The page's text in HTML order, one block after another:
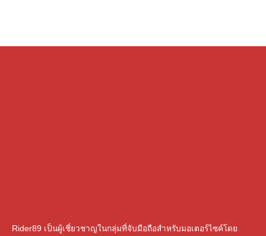
Rider89 เป็นผู้เชี่ยวชาญในกลุ่มที่จับมือถือสําหรับมอเตอร์ไซค์โดย